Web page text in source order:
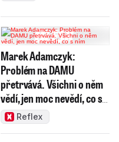
Marek Adamczyk:
Problém na DAMU
přetrvává. Všichni o něm
vědí, jen moc nevědí, co s
nímReflex